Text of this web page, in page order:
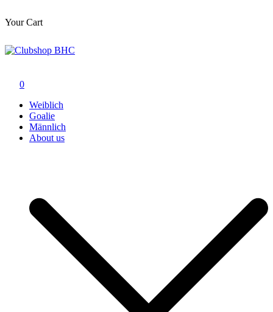
Your Cart
Inhalt
springen
0
Weiblich
Goalie
Männlich
About us